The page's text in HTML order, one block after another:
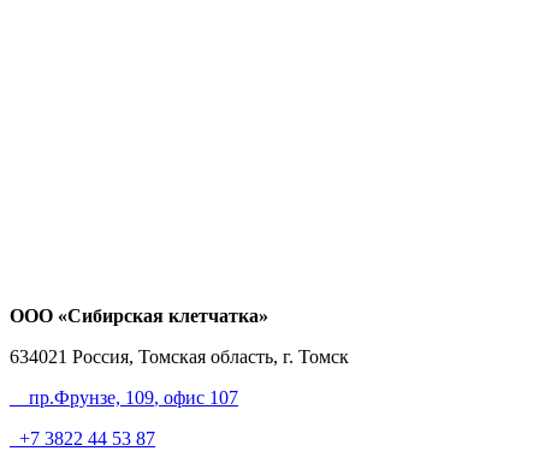
ООО «Сибирская клетчатка»
634021 Россия, Томская область, г. Томск
пр.Фрунзе, 109, офис 107
+7 3822 44 53 87